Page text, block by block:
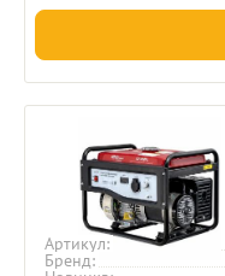
Артикул
Бренд